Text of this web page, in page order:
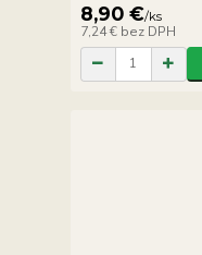
8,90 €/ks
7,24 € bez DPH